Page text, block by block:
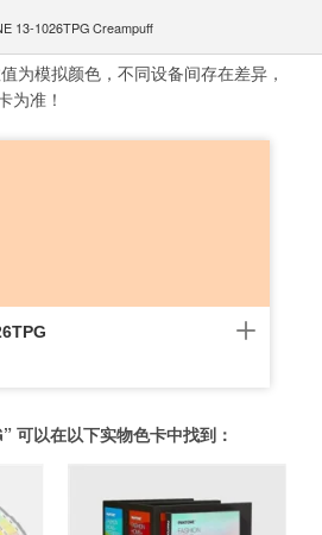
13-1026TPG Creampuff
为模拟颜色，不同设备间存在差异，
为准！
可以在以下实物色卡中找到：